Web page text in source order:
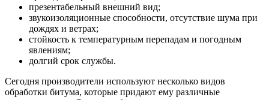
презентабельный внешний вид;
звукоизоляционные способности, отсутствие шума при
дождях и ветрах;
стойкость к температурным перепадам и погодным
явлениям;
долгий срок службы.
Сегодня производители используют несколько видов
обработки битума, которые придают ему различные